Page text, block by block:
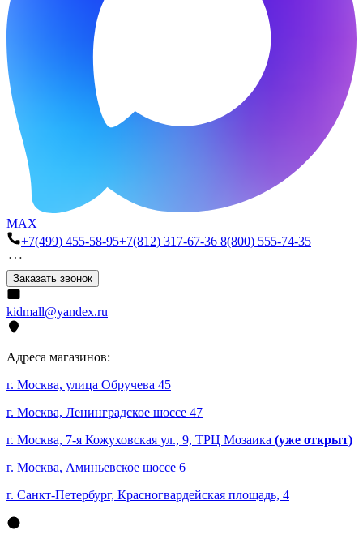
MAX
+7(499) 455-58-95+7(812) 317-67-36 8(800) 555-74-35
Заказать звонок
kidmall@yandex.ru
Адреса магазинов:
г. Москва, улица Обручева 45
г. Москва, Ленинградское шоссе 47
г. Москва, 7-я Кожуховская ул., 9, ТРЦ Мозаика (уже открыт)
г. Москва, Аминьевское шоссе 6
г. Санкт-Петербург, Красногвардейская площадь, 4